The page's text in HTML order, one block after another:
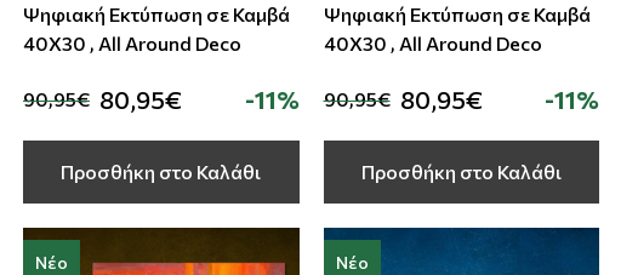
Ψηφιακή Εκτύπωση σε Καμβά
40Χ30 , All Around Deco
90,95€ 80,95€ -11%
Προσθήκη στο Καλάθι
Ψηφιακή Εκτύπωση σε Καμβά
40Χ30 , All Around Deco
90,95€ 80,95€ -11%
Προσθήκη στο Καλάθι
Νέο Νέο